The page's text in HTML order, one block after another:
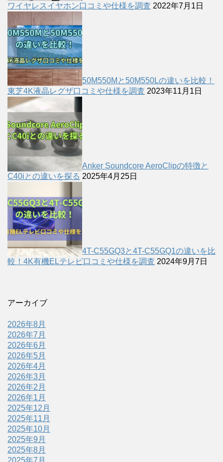
ワイヤレスイヤホン口コミや仕様を調査 2022年7月1日
50M550Mと50M550Lの違いを比較！
東芝4K液晶レグザ口コミや仕様を調査 2023年11月1日
Anker Soundcore AeroClipの特徴と
C40iとの違いを探る 2025年4月25日
4T-C55GQ3と4T-C55GQ1の違いを比
較！4K有機ELテレビ口コミや仕様を調査 2024年9月7日
アーカイブ
2026年8月
2026年7月
2026年6月
2026年5月
2026年4月
2026年3月
2026年2月
2026年1月
2025年12月
2025年11月
2025年10月
2025年9月
2025年8月
2025年7月